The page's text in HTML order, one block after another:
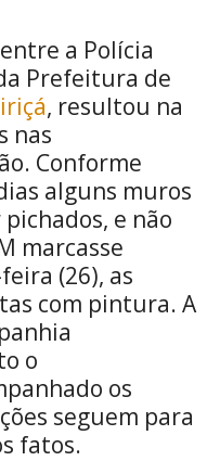
a Polícia
Prefeitura de
, resultou na
nas
Conforme
alguns muros
e não
marcasse
(26), as
com pintura. A
o
os
seguem para
fatos.